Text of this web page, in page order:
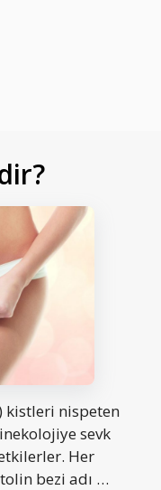
kistleri nispeten
sevk
Her
bezi adı …